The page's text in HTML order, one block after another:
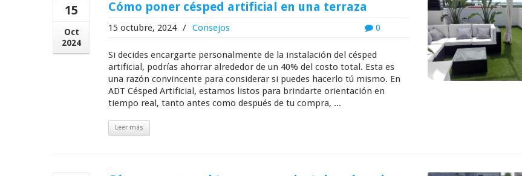
15
Oct
2024
Cómo poner césped artificial en una terraza
0
15 octubre, 2024 / Consejos
Si decides encargarte personalmente de la instalación del césped
artificial, podrías ahorrar alrededor de un 40% del costo total. Esta es
una razón convincente para considerar si puedes hacerlo tú mismo. En
ADT Césped Artificial, estamos listos para brindarte orientación en
tiempo real, tanto antes como después de tu compra, ...
Leer más